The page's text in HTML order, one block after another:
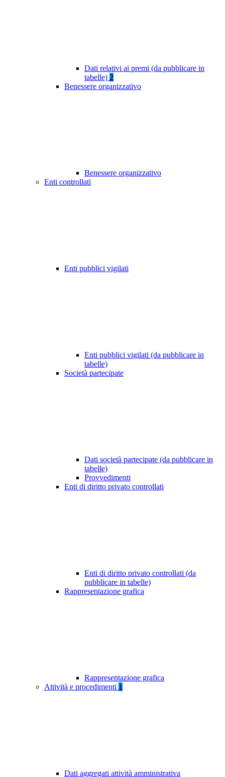
Dati relativi ai premi (da pubblicare in
tabelle) 2
Benessere organizzativo
Benessere organizzativo
Enti controllati
Enti pubblici vigilati
Enti pubblici vigilati (da pubblicare in
tabelle)
Società partecipate
Dati società partecipate (da pubblicare in
tabelle)
Provvedimenti
Enti di diritto privato controllati
Enti di diritto privato controllati (da
pubblicare in tabelle)
Rappresentazione grafica
Rappresentazione grafica
Attività e procedimenti 1
Dati aggregati attività amministrativa